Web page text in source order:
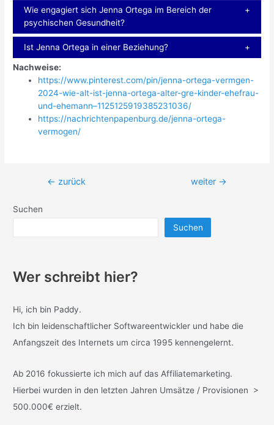
Wie engagiert sich Jenna Ortega im Bereich der
psychischen Gesundheit?
Ist Jenna Ortega in einer Beziehung?
Nachweise:
https://www.pinterest.com/pin/jenna-ortega-vermgen-
2024-wie-alt-ist-jenna-ortega-alter-gre-kinder-ehefrau-
und-ehemann–1125125919385231036/
https://nachrichtenpapenburg.de/jenna-ortega-
vermogen/
Beitragsnavigation
← zurück weiter →
Suchen
Suchen
Wer schreibt hier?
Hi, ich bin Paddy.
Ich bin leidenschaftlicher Softwareentwickler und habe die
Anfangszeit des Internets um circa 1995 kennengelernt.
Ab 2016 fokussierte ich mich auf das Affiliatemarketing.
Hierbei wurden in den letzten Jahren Umsätze / Provisionen >
500.000€ erzielt.